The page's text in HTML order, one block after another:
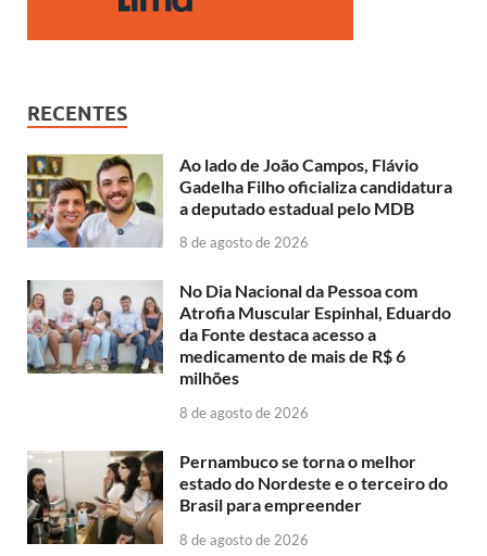
RECENTES
Ao lado de João Campos, Flávio
Gadelha Filho oficializa candidatura
a deputado estadual pelo MDB
8 de agosto de 2026
No Dia Nacional da Pessoa com
Atrofia Muscular Espinhal, Eduardo
da Fonte destaca acesso a
medicamento de mais de R$ 6
milhões
8 de agosto de 2026
Pernambuco se torna o melhor
estado do Nordeste e o terceiro do
Brasil para empreender
8 de agosto de 2026